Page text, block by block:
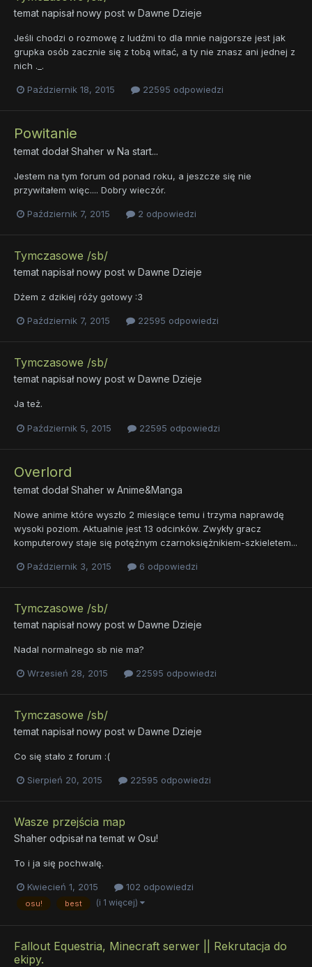
temat napisał nowy post w Dawne Dzieje
Jeśli chodzi o rozmowę z ludźmi to dla mnie najgorsze jest jak
grupka osób zacznie się z tobą witać, a ty nie znasz ani jednej z
nich ._.
Październik 18, 2015 22595 odpowiedzi
Powitanie
temat dodałShaher w Na start...
Jestem na tym forum od ponad roku, a jeszcze się nie
przywitałem więc.... Dobry wieczór.
Październik 7, 2015 2 odpowiedzi
Tymczasowe /sb/
temat napisał nowy post w Dawne Dzieje
Dżem z dzikiej róży gotowy :3
Październik 7, 2015 22595 odpowiedzi
Tymczasowe /sb/
temat napisał nowy post w Dawne Dzieje
Ja też.
Październik 5, 2015 22595 odpowiedzi
Overlord
temat dodałShaher w Anime&Manga
Nowe anime które wyszło 2 miesiące temu i trzyma naprawdę
wysoki poziom. Aktualnie jest 13 odcinków. Zwykły gracz
komputerowy staje się potężnym czarnoksiężnikiem-szkieletem...
Październik 3, 2015 6 odpowiedzi
Tymczasowe /sb/
temat napisał nowy post w Dawne Dzieje
Nadal normalnego sb nie ma?
Wrzesień 28, 2015 22595 odpowiedzi
Tymczasowe /sb/
temat napisał nowy post w Dawne Dzieje
Co się stało z forum :(
Sierpień 20, 2015 22595 odpowiedzi
Wasze przejścia map
Shaher odpisał na temat w Osu!
To i ja się pochwalę.
Kwiecień 1, 2015 102 odpowiedzi
osu! best (i 1 więcej)
Fallout Equestria, Minecraft serwer || Rekrutacja do
ekipy.